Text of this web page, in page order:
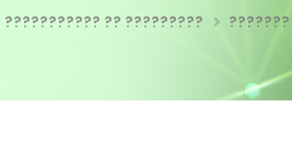
??????????? ?? ?????????